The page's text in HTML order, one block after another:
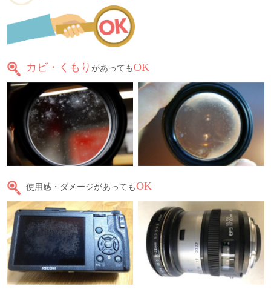
カビ・くもり があってもOK
使用感・ダメージがあってもOK